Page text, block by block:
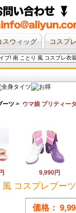
スウィッグ コスプ
ーツ > ウマ娘 プリティー
9,990円
コスプレブーツ
価格：